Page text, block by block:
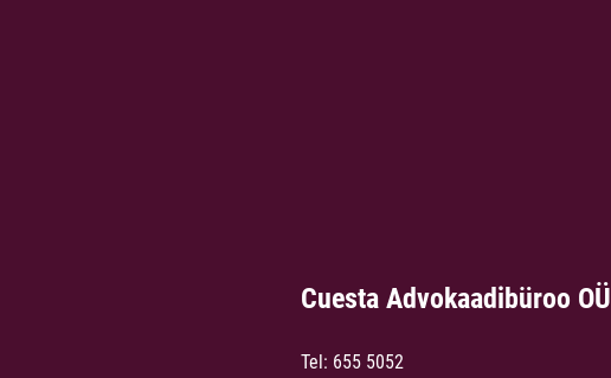
Cuesta Advokaadibüroo OÜ
Tel: 655 5052